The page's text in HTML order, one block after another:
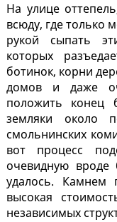
На улице
всюду, где только
рукой сыпать
которых
ботинок, корни
домов и даже
положить конец
земляки около
смольнинских
вот процесс
очевидную
удалось. Камнем
высокая
независимых